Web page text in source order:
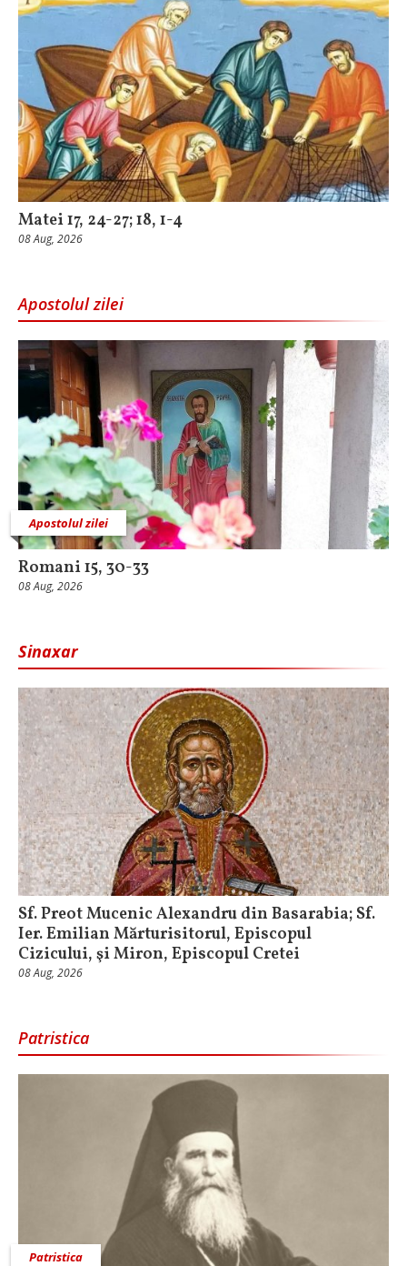
Matei 17, 24-27; 18, 1-4
08 Aug, 2026
Apostolul zilei
Apostolul zilei
Romani 15, 30-33
08 Aug, 2026
Sinaxar
Sf. Preot Mucenic Alexandru din Basarabia; Sf.
Ier. Emilian Mărturisitorul, Episcopul
Cizicului, şi Miron, Episcopul Cretei
08 Aug, 2026
Patristica
Patristica